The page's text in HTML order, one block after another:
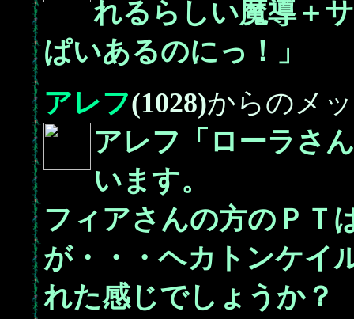
れるらしい魔導＋
ぱいあるのにっ！」
アレフ(1028)からのメ
アレフ「ローラさ
います。
フィアさんの方のＰＴ
が・・・ヘカトンケイ
れた感じでしょうか？